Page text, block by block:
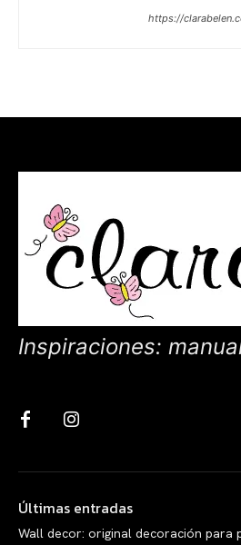
https://
Inspiraciones:
Últimas entradas
Wall decor: original decoración para